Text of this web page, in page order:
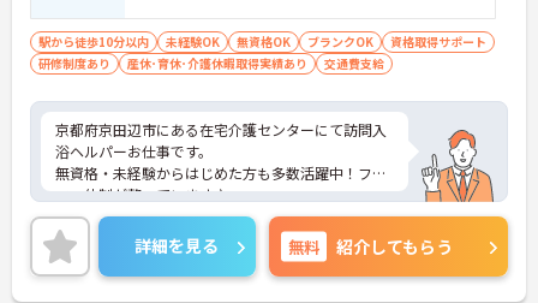
駅から徒歩10分以内 未経験OK 無資格OK ブランクOK
資格取得サポート
研修制度あり
産休･育休･介護休暇取得実績あり 交通費支給
京都府京田辺市にある在宅介護センターにて訪問入
浴ヘルパーお仕事です。
無資格・未経験からはじめた方も多数活躍中！フォ
ロー体制が整っています♪
日勤のお仕事なのでプライベートと両立がしやすく
育児中の方にもおすすめの求人です。
ご興味がある方は是非一度マイナビまでお問い合わ
せください。さらに詳細などお伝えします！
詳細を見る 無料 紹介してもらう